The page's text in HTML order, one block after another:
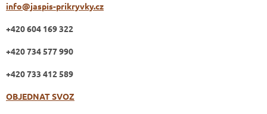
info@jaspis-prikryvky.cz
+420 604 169 322
+420 734 577 990
+420 733 412 589
OBJEDNAT SVOZ